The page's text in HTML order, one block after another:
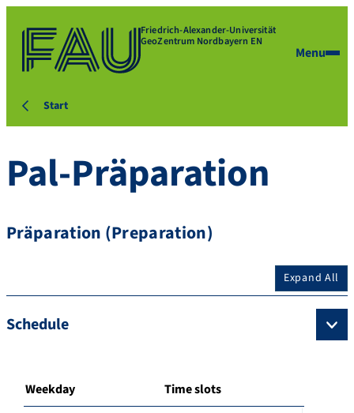
Friedrich-Alexander-Universität
GeoZentrum Nordbayern EN
Menu
Start
Pal-Präparation
Präparation (Preparation)
Expand All
Schedule
Weekday Time slots